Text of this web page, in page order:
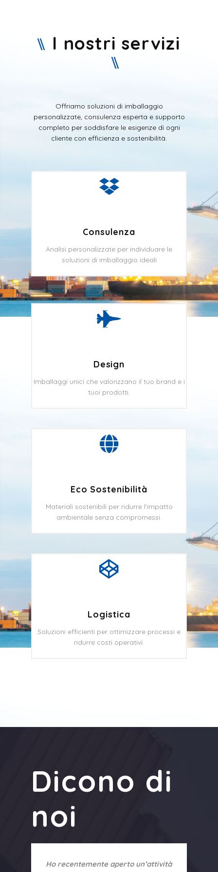
I nostri servizi
Offriamo soluzioni di imballaggio
personalizzate, consulenza esperta e supporto
completo per soddisfare le esigenze di ogni
cliente con efficienza e sostenibilità.
Consulenza
Analisi personalizzate per individuare le
soluzioni di imballaggio ideali
Design
Imballaggi unici che valorizzano il tuo brand e i
tuoi prodotti.
Eco Sostenibilità
Materiali sostenibili per ridurre l'impatto
ambientale senza compromessi.
Logistica
Soluzioni efficienti per ottimizzare processi e
ridurre costi operativi.
Dicono di
noi
Ho recentemente aperto un’attività